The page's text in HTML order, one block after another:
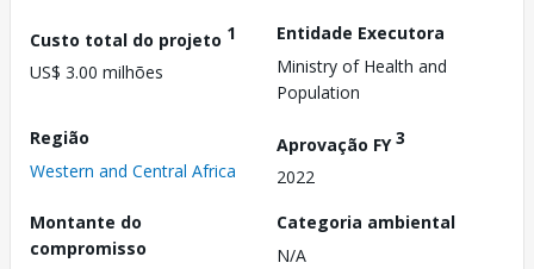
Custo total do projeto 1
US$ 3.00 milhões
Entidade Executora
Ministry of Health and
Population
Região
Western and Central Africa
Aprovação FY3
2022
Montante do
compromisso
Categoria ambiental
N/A